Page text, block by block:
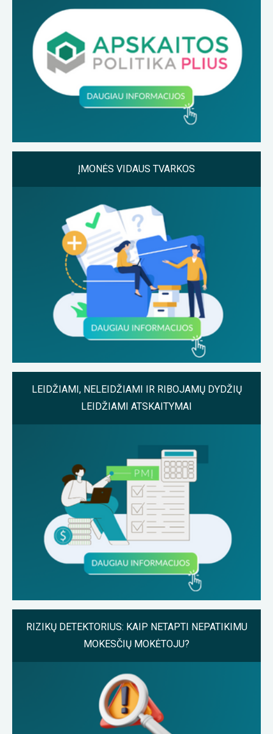
ĮMONĖS VIDAUS TVARKOS
LEIDŽIAMI, NELEIDŽIAMI IR RIBOJAMŲ DYDŽIŲ
LEIDŽIAMI ATSKAITYMAI
RIZIKŲ DETEKTORIUS: KAIP NETAPTI NEPATIKIMU
MOKESČIŲ MOKĖTOJU?